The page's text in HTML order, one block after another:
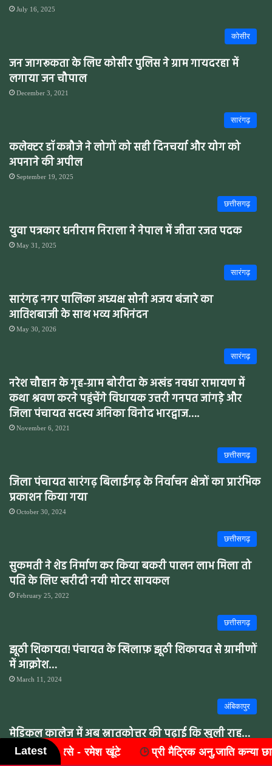
July 16, 2025
कोसीर
जन जागरूकता के लिए कोसीर पुलिस ने ग्राम गायदरहा में
लगाया जन चौपाल
December 3, 2021
सारंगढ़
कलेक्टर डॉ कन्नौजे ने लोगों को सही दिनचर्या और योग को
अपनाने की अपील
September 19, 2025
छत्तीसगढ़
युवा पत्रकार धनीराम निराला ने नेपाल में जीता रजत पदक
May 31, 2025
सारंगढ़
सारंगढ़ नगर पालिका अध्यक्ष सोनी अजय बंजारे का
आतिशबाजी के साथ भव्य अभिनंदन
May 30, 2026
सारंगढ़
नरेश चौहान के गृह-ग्राम बोरीदा के अखंड नवधा रामायण में
कथा श्रवण करने पहुंचेंगे विधायक उत्तरी गनपत जांगड़े और
जिला पंचायत सदस्य अनिका विनोद भारद्वाज….
November 6, 2021
छत्तीसगढ़
जिला पंचायत सारंगढ़ बिलाईगढ़ के निर्वाचन क्षेत्रों का प्रारंभिक
प्रकाशन किया गया
October 30, 2024
छत्तीसगढ़
सुकमती ने शेड निर्माण कर किया बकरी पालन लाभ मिला तो
पति के लिए खरीदी नयी मोटर सायकल
February 25, 2022
छत्तीसगढ़
झूठी शिकायत! पंचायत के खिलाफ़ झूठी शिकायत से ग्रामीणों
में आक्रोश…
March 11, 2024
अंबिकापुर
मेडिकल कालेज में अब स्नातकोत्तर की पढ़ाई कि खुली राह…
November 22, 2021
Latestअनु.जाति कन्या छात्रावास - छिन्द में विश्व आदिवासी दिवस